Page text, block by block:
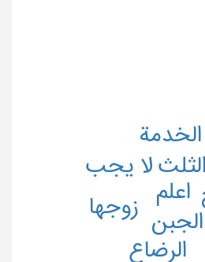
اعلم
الثلث
الجبن
الخدمة
الرضاع
زوجها
لا یجب